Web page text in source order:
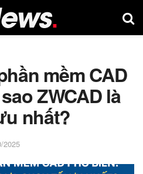
mềm CAD
ZWCAD là
nhất?
2025